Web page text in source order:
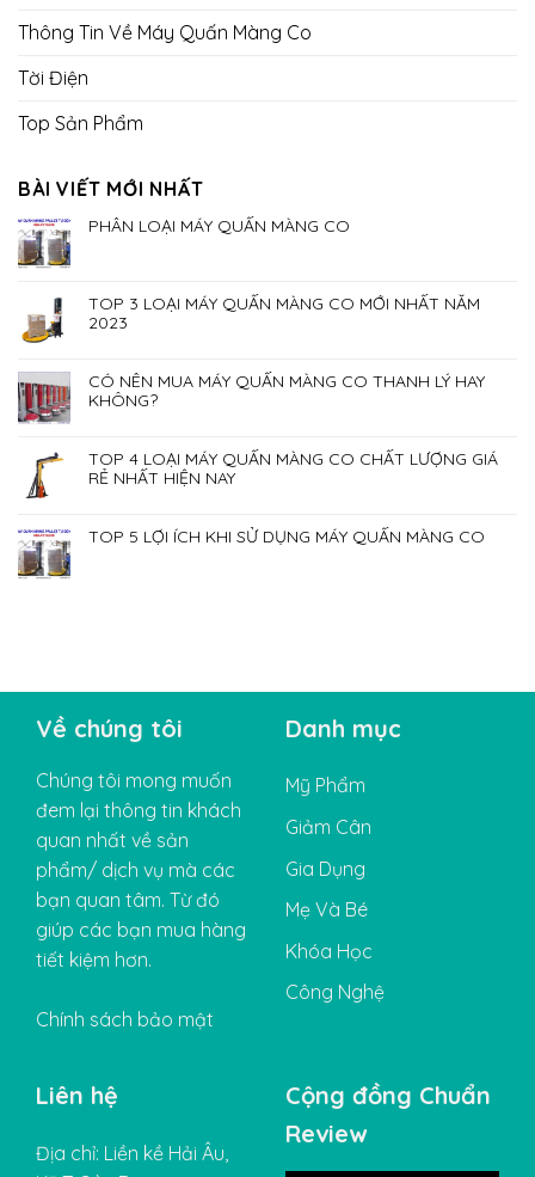
Thông Tin Về Máy Quấn Màng Co
Tời Điện
Top Sản Phẩm
BÀI VIẾT MỚI NHẤT
PHÂN LOẠI MÁY QUẤN MÀNG CO
TOP 3 LOẠI MÁY QUẤN MÀNG CO MỚI NHẤT NĂM
2023
CÓ NÊN MUA MÁY QUẤN MÀNG CO THANH LÝ HAY
KHÔNG?
TOP 4 LOẠI MÁY QUẤN MÀNG CO CHẤT LƯỢNG GIÁ
RẺ NHẤT HIỆN NAY
TOP 5 LỢI ÍCH KHI SỬ DỤNG MÁY QUẤN MÀNG CO
Về chúng tôi
Chúng tôi mong muốn
đem lại thông tin khách
quan nhất về sản
phẩm/ dịch vụ mà các
bạn quan tâm. Từ đó
giúp các bạn mua hàng
tiết kiệm hơn.
Chính sách bảo mật
Danh mục
Mỹ Phẩm
Giảm Cân
Gia Dụng
Mẹ Và Bé
Khóa Học
Công Nghệ
Liên hệ
Địa chỉ: Liền kề Hải Âu,
Cộng đồng Chuẩn
Review